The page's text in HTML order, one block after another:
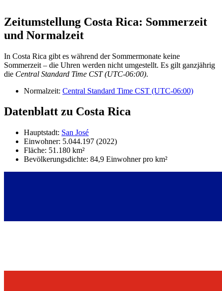
Zeitumstellung Costa Rica: Sommerzeit
und Normalzeit
In Costa Rica gibt es während der Sommermonate keine
Sommerzeit – die Uhren werden nicht umgestellt. Es gilt ganzjährig
die Central Standard Time CST (UTC-06:00).
Normalzeit: Central Standard Time CST (UTC-06:00)
Datenblatt zu Costa Rica
Hauptstadt: San José
Einwohner: 5.044.197 (2022)
Fläche: 51.180 km²
Bevölkerungsdichte: 84,9 Einwohner pro km²